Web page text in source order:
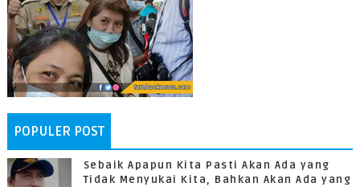
POPULER POST
Sebaik Apapun Kita Pasti Akan Ada yang
Tidak Menyukai Kita, Bahkan Akan Ada yang